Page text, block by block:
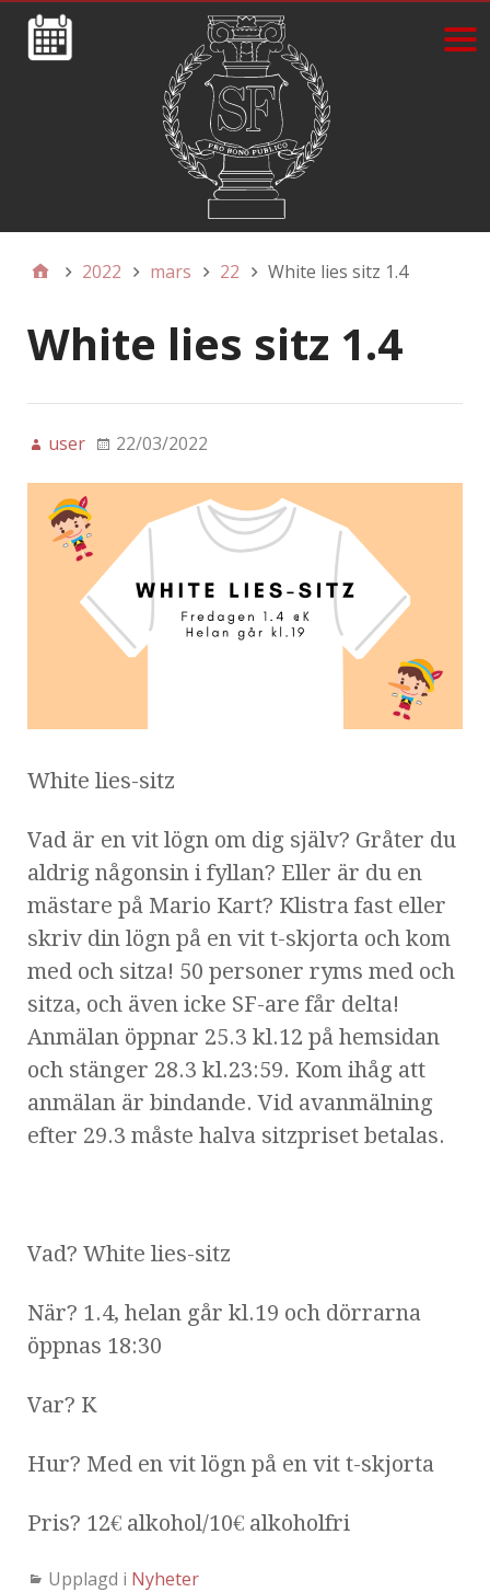
2022 mars 22 White lies sitz 1.4
White lies sitz 1.4
user 22/03/2022
White lies-sitz
Vad är en vit lögn om dig själv? Gråter du
aldrig någonsin i fyllan? Eller är du en
mästare på Mario Kart? Klistra fast eller
skriv din lögn på en vit t-skjorta och kom
med och sitza! 50 personer ryms med och
sitza, och även icke SF-are får delta!
Anmälan öppnar 25.3 kl.12 på hemsidan
och stänger 28.3 kl.23:59. Kom ihåg att
anmälan är bindande. Vid avanmälning
efter 29.3 måste halva sitzpriset betalas.
Vad? White lies-sitz
När? 1.4, helan går kl.19 och dörrarna
öppnas 18:30
Var? K
Hur? Med en vit lögn på en vit t-skjorta
Pris? 12€ alkohol/10€ alkoholfri
Upplagd i Nyheter